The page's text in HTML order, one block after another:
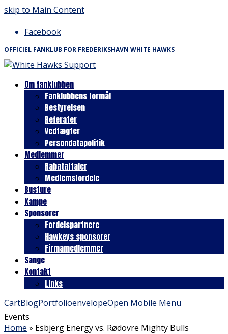
skip to Main Content
Facebook
OFFICIEL FANKLUB FOR FREDERIKSHAVN WHITE HAWKS
Om fanklubben
Fanklubbens formål
Bestyrelsen
Referater
Vedtægter
Persondatapolitik
Medlemmer
Rabataftaler
Medlemsfordele
Busture
Kampe
Sponsorer
Fordelspartnere
Hawkeys sponsorer
Firmamedlemmer
Sange
Kontakt
Links
CartBlogPortfolioenvelopeOpen Mobile Menu
Events
Home » Esbjerg Energy vs. Rødovre Mighty Bulls